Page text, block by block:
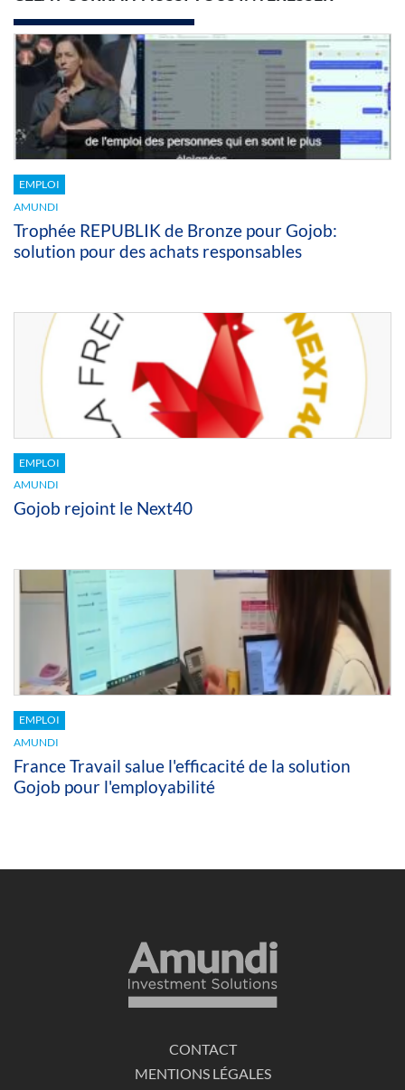
EMPLOI
AMUNDI
Trophée REPUBLIK de Bronze pour Gojob:
solution pour des achats responsables
EMPLOI
AMUNDI
Gojob rejoint le Next40
EMPLOI
AMUNDI
France Travail salue l'efficacité de la solution
Gojob pour l'employabilité
CONTACT
MENTIONS LÉGALES